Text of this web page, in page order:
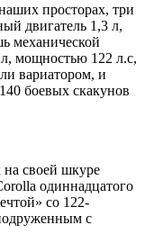
просторах, три
двигатель 1,3 л,
механической
мощностью 122 л.с,
вариатором, и
боевых скакунов
своей шкуре
одиннадцатого
со 122-
с